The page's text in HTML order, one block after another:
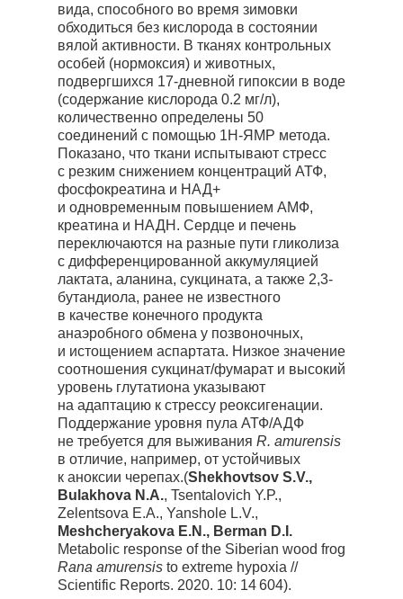
вида, способного во время зимовки
обходиться без кислорода в состоянии
вялой активности. В тканях контрольных
особей (нормоксия) и животных,
подвергшихся 17-дневной гипоксии в воде
(содержание кислорода 0.2 мг/л),
количественно определены 50
соединений с помощью 1Н-ЯМР метода.
Показано, что ткани испытывают стресс
с резким снижением концентраций АТФ,
фосфокреатина и НАД+
и одновременным повышением АМФ,
креатина и НАДН. Сердце и печень
переключаются на разные пути гликолиза
с дифференцированной аккумуляцией
лактата, аланина, сукцината, а также 2,3-
бутандиола, ранее не известного
в качестве конечного продукта
анаэробного обмена у позвоночных,
и истощением аспартата. Низкое значение
соотношения сукцинат/фумарат и высокий
уровень глутатиона указывают
на адаптацию к стрессу реоксигенации.
Поддержание уровня пула АТФ/АДФ
не требуется для выживания R. amurensis
в отличие, например, от устойчивых
к аноксии черепах.(Shekhovtsov S.V.,
Bulakhova N.A., Tsentalovich Y.P.,
Zelentsova E.A., Yanshole L.V.,
Meshcheryakova E.N., Berman D.I.
Metabolic response of the Siberian wood frog
Rana amurensis to extreme hypoxia //
Scientific Reports. 2020. 10: 14 604).